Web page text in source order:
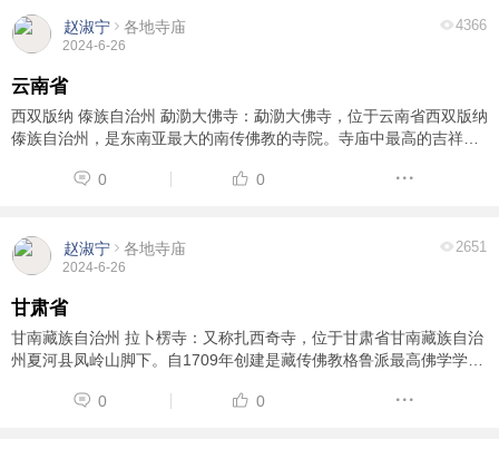
赵淑宁 各地寺庙
2024-6-26
4366
云南省
西双版纳 傣族自治州 勐泐大佛寺：勐泐大佛寺，位于云南省西双版纳
傣族自治州，是东南亚最大的南传佛教的寺院。寺庙中最高的吉祥大
塔：上座部佛塔始建于清干隆年间(1636 ...
0 0
赵淑宁 各地寺庙
2024-6-26
2651
甘肃省
甘南藏族自治州 拉卜楞寺：又称扎西奇寺，位于甘肃省甘南藏族自治
州夏河县凤岭山脚下。自1709年创建是藏传佛教格鲁派最高佛学学府
0
0